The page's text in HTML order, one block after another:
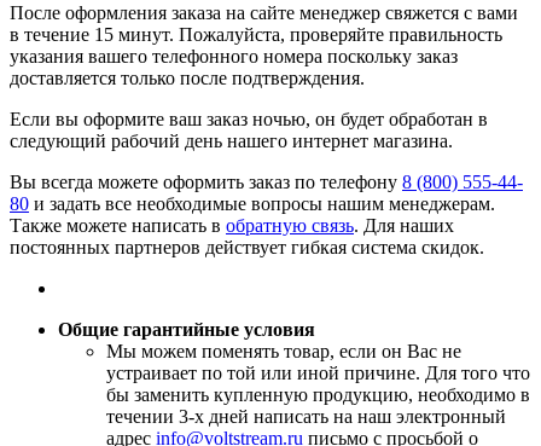
После оформления заказа на сайте менеджер свяжется с вами
в течение 15 минут. Пожалуйста, проверяйте правильность
указания вашего телефонного номера поскольку заказ
доставляется только после подтверждения.
Если вы оформите ваш заказ ночью, он будет обработан в
следующий рабочий день нашего интернет магазина.
Вы всегда можете оформить заказ по телефону 8 (800) 555-44-
80 и задать все необходимые вопросы нашим менеджерам.
Также можете написать в обратную связь. Для наших
постоянных партнеров действует гибкая система скидок.
Общие гарантийные условия
​Мы можем поменять товар, если он Вас не
устраивает по той или иной причине. Для того что
бы заменить купленную продукцию, необходимо в
течении 3-х дней написать на наш электронный
адрес info@voltstream.ru письмо с просьбой о